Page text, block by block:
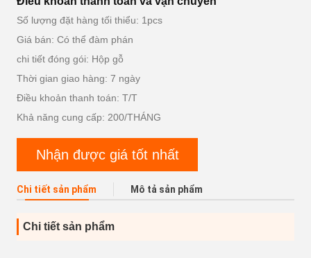
Số lượng đặt hàng tối thiểu: 1pcs
Giá bán: Có thể đàm phán
chi tiết đóng gói: Hộp gỗ
Thời gian giao hàng: 7 ngày
Điều khoản thanh toán: T/T
Khả năng cung cấp: 200/THÁNG
Nhận được giá tốt nhất
Chi tiết sản phẩm Mô tả sản phẩm
Chi tiết sản phẩm